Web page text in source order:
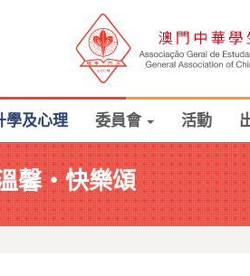
學及心理 委員會 活動
馨・快樂頌